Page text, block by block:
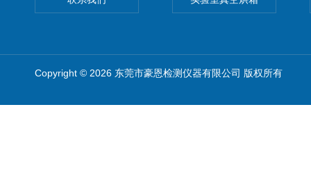
Copyright © 2026 东莞市豪恩检测仪器有限公司 版权所有